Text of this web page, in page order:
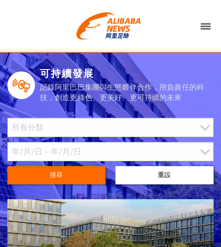
可持續發展
記錄阿里巴巴集團與生態夥伴合作，用負責任的科
技，創造更綠色、更美好、更可持續的未來
搜尋 重設